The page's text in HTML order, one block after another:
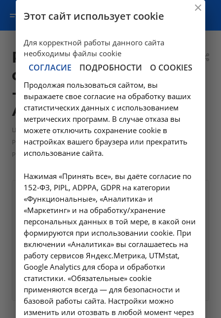
Рентгенография
основания черепа
- A06.03.003 в
Ангарске
Цены в Ангарске —
Рентгенологические исследования в Ангарске —
Рентгенография основания черепа - A06.03.003 в Ангарске
Оформите заявку на сайте,
мы свяжемся с вами в
ближайшее время и ответим
на все интересующие
вопросы.
Заказать услугу
Этот сайт использует cookie
Для корректной работы данного сайта
необходимы файлы cookie
СОГЛАСИЕ ПОДРОБНОСТИ О COOKIES
Продолжая пользоваться сайтом, вы
выражаете свое согласие на обработку ваших
статистических данных с использованием
метрических программ. В случае отказа вы
можете отключить сохранение cookie в
настройках вашего браузера или прекратить
использование сайта.
Нажимая «Принять все», вы даёте согласие по
152-ФЗ, PIPL, ADPPA, GDPR на категории
«Функциональные», «Аналитика» и
«Маркетинг» и на обработку/хранение
персональных данных в той мере, в какой они
формируются при использовании cookie. При
включении «Аналитика» вы соглашаетесь на
работу сервисов Яндекс.Метрика, UTMstat,
Google Analytics для сбора и обработки
статистики. «Обязательные» cookie
применяются всегда — для безопасности и
базовой работы сайта. Настройки можно
изменить или отозвать в любой момент через